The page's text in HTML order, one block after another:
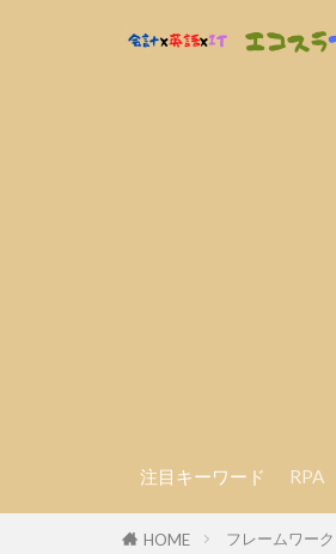
注目キーワード RPA
HOME フレームワーク